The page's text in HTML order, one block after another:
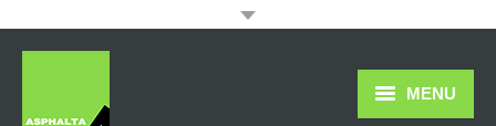
MENU